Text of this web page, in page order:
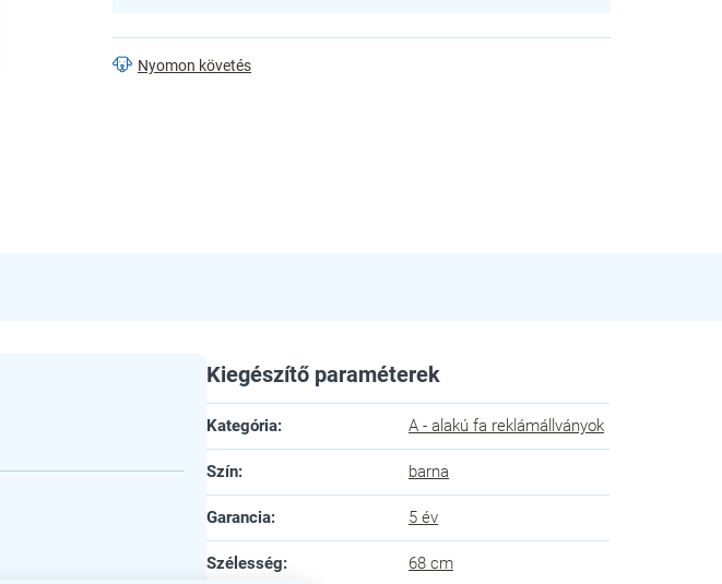
Nyomon követés
Kiegészítő paraméterek
Kategória: A - alakú fa reklámállványok
Szín: barna
Garancia: 5 év
Szélesség: 68 cm